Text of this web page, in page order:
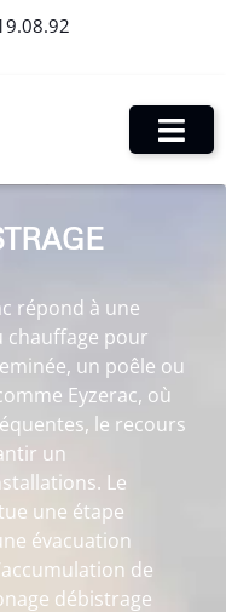
répond à une
chauffage pour
un poêle ou
Eyzerac, où
le recours
un
Le
une étape
évacuation
de
débistrage